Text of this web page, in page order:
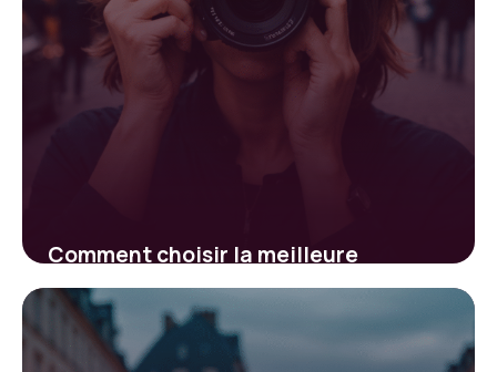
Comment choisir la meilleure
plateforme pour augmenter vos
followers en ligne
26 janvier 2026